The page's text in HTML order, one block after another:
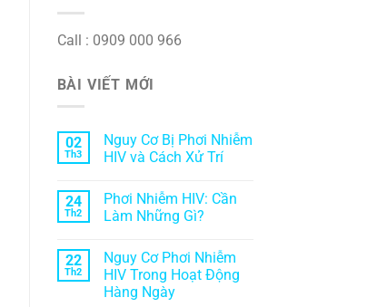
Call : 0909 000 966
BÀI VIẾT MỚI
02
Th3
Nguy Cơ Bị Phơi Nhiễm
HIV và Cách Xử Trí
24
Th2
Phơi Nhiễm HIV: Cần
Làm Những Gì?
22
Th2
Nguy Cơ Phơi Nhiễm
HIV Trong Hoạt Động
Hàng Ngày